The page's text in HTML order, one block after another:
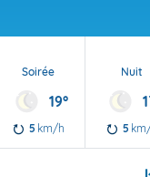
Soirée
19°
5 km/h
Nuit
5